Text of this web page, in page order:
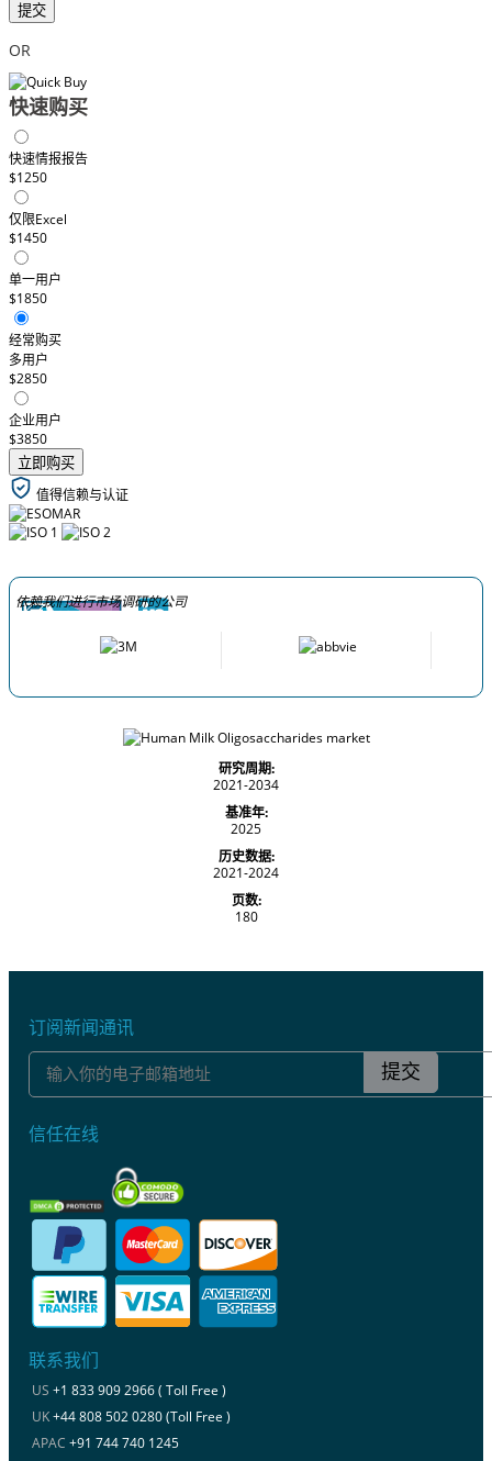
提交
OR
快速购买
快速情报报告
$1250
仅限Excel
$1450
单一用户
$1850
经常购买
多用户
$2850
企业用户
$3850
立即购买
值得信赖与认证
依赖我们进行市场调研的公司
研究周期:
2021-2034
基准年:
2025
历史数据:
2021-2024
页数:
180
订阅新闻通讯
提交
信任在线
联系我们
US +1 833 909 2966 ( Toll Free )
UK+44 808 502 0280 (Toll Free )
APAC +91 744 740 1245